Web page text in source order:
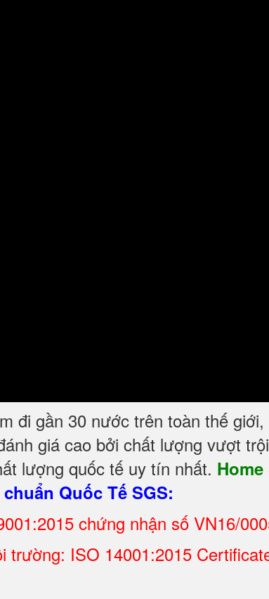
đi gần 30 nước trên toàn thế
giá cao bởi chất lượng vượt
lượng quốc tế uy tín nhất.
Quốc Tế SGS:
chứng nhận số VN16/
trường: ISO 14001:2015